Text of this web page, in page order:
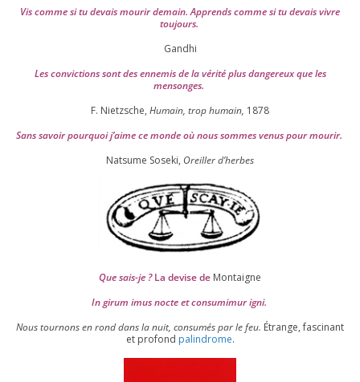
Vis comme si tu devais mou­rir demain. Apprends comme si tu devais vivre
toujours.
Gandhi
Les convic­tions sont des enne­mis de la véri­té plus dan­ge­reux que les
mensonges.
F. Nietzsche, Humain, trop humain, 1878
Sans savoir pour­quoi j’aime ce monde où nous sommes venus pour mourir.
Natsume Soseki, Oreiller d’herbes
Que sais-je ?La devise de Montaigne
In girum imus nocte et consu­mi­mur igni.
Nous tour­nons en rond dans la nuit, consu­més par le feu. Étrange, fas­ci­nant
et pro­fond palin­drome.